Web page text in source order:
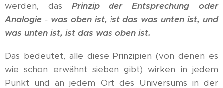
werden, das Prinzip der Entsprechung oder
Analogie - was oben ist, ist das was unten ist, und
was unten ist, ist das was oben ist.
Das bedeutet, alle diese Prinzipien (von denen es
wie schon erwähnt sieben gibt) wirken in jedem
Punkt und an jedem Ort des Universums in der